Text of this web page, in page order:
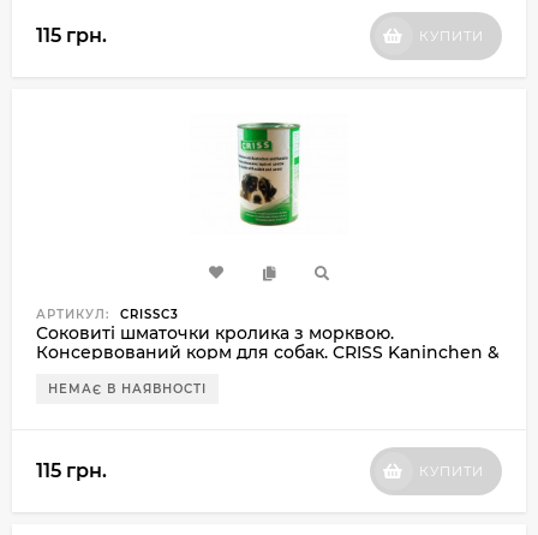
115 грн. КУПИТИ
АРТИКУЛ: CRISSC3
Соковиті шматочки кролика з морквою.
Консервований корм для собак. CRISS Kaninchen &
НЕМАЄ В НАЯВНОСТІ
115 грн. КУПИТИ